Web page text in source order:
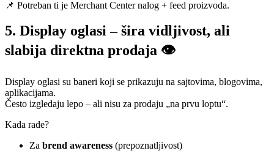
📌 Potreban ti je Merchant Center nalog + feed proizvoda.
5. Display oglasi – šira vidljivost, ali
slabija direktna prodaja 👁️
Display oglasi su baneri koji se prikazuju na sajtovima, blogovima,
aplikacijama.
Često izgledaju lepo – ali nisu za prodaju „na prvu loptu“.
Kada rade?
Za brend awareness (prepoznatljivost)